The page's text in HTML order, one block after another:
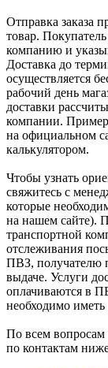
Отправка заказа
товар.
компанию и
Доставка до
осуществляется
рабочий день
доставки
компании.
на официальном
калькулятором.
Чтобы узнать
свяжитесь с
которые
на нашем сайте).
транспортной
отслеживания
ПВЗ, получателю
выдаче. Услуги
оплачиваются в
необходимо иметь
По всем
по контактам